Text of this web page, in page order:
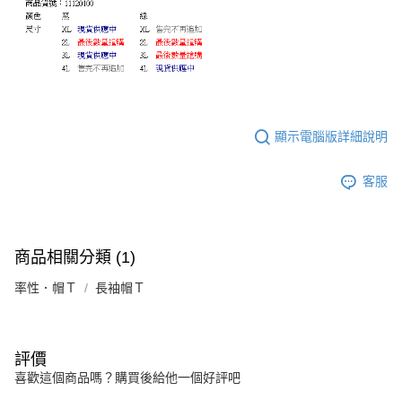
顯示電腦版詳細說明
客服
商品相關分類 (1)
率性．帽Ｔ 長袖帽Ｔ
評價
喜歡這個商品嗎？購買後給他一個好評吧